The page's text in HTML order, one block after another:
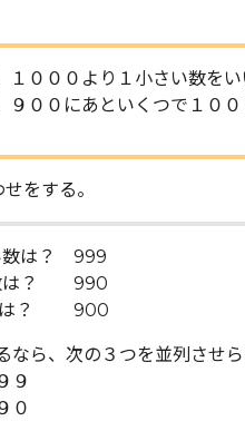
１０００より１小さい数をい
９００にあといくつで１００
をする。
は？ 999
は？ 990
は？ 900
なら、次の３つを並列させら
９
０